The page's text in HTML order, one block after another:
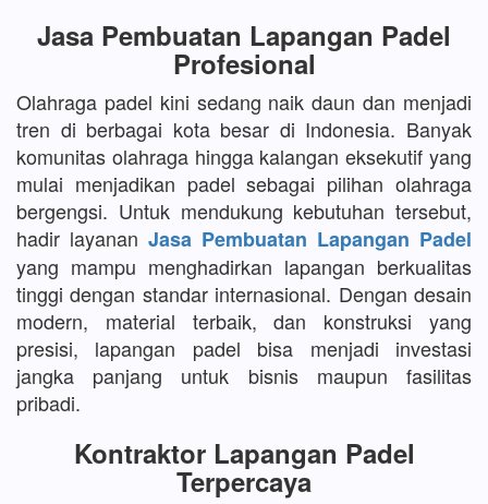
Jasa Pembuatan Lapangan Padel
Profesional
Olahraga padel kini sedang naik daun dan menjadi
tren di berbagai kota besar di Indonesia. Banyak
komunitas olahraga hingga kalangan eksekutif yang
mulai menjadikan padel sebagai pilihan olahraga
bergengsi. Untuk mendukung kebutuhan tersebut,
hadir layanan Jasa Pembuatan Lapangan Padel
yang mampu menghadirkan lapangan berkualitas
tinggi dengan standar internasional. Dengan desain
modern, material terbaik, dan konstruksi yang
presisi, lapangan padel bisa menjadi investasi
jangka panjang untuk bisnis maupun fasilitas
pribadi.
Kontraktor Lapangan Padel
Terpercaya